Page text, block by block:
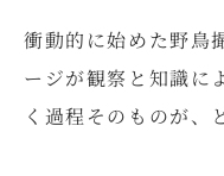
衝動的に始めた野鳥
ージが観察と知識に
く過程そのものが、